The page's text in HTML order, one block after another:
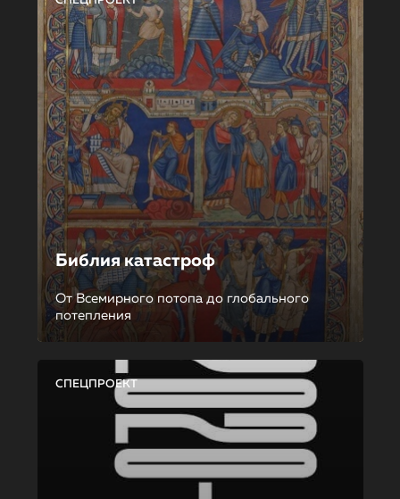
Библия катастроф
От Всемирного потопа до глобального
потепления
СПЕЦПРОЕКТ